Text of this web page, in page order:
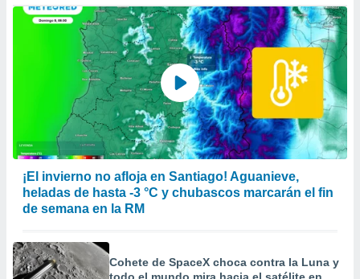
¡El invierno no afloja en Santiago! Aguanieve,
heladas de hasta -3 °C y chubascos marcarán el fin
de semana en la RM
Cohete de SpaceX choca contra la Luna y